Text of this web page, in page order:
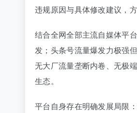
违规原因与具体修改建议，
结合全网全部主流自媒体平
发；头条号流量爆发力极强
无大厂流量垄断内卷、无极
生态。
平台自身存在明确发展局限